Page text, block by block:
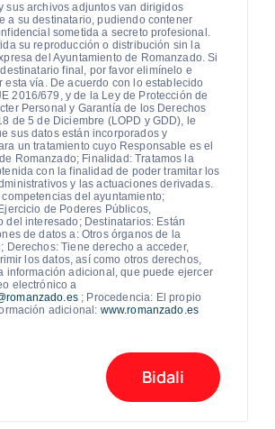
sus archivos adjuntos van dirigidos
a su destinatario, pudiendo contener
sometida a secreto profesional.
su reproducción o distribución sin la
del Ayuntamiento de Romanzado. Si
final, por favor elimínelo e
esta vía. De acuerdo con lo establecido
2016/679, y de la Ley de Protección de
Personal y Garantía de los Derechos
de 5 de Diciembre (LOPD y GDD), le
sus datos están incorporados y
un tratamiento cuyo Responsable es el
Romanzado; Finalidad: Tratamos la
con la finalidad de poder tramitar los
y las actuaciones derivadas.
del ayuntamiento;
de Poderes Públicos,
del interesado; Destinatarios: Están
de datos a: Otros órganos de la
Derechos: Tiene derecho a acceder,
los datos, así como otros derechos,
información adicional, que puede ejercer
electrónico a
; Procedencia: El propio
adicional: www.romanzado.es
Bidali